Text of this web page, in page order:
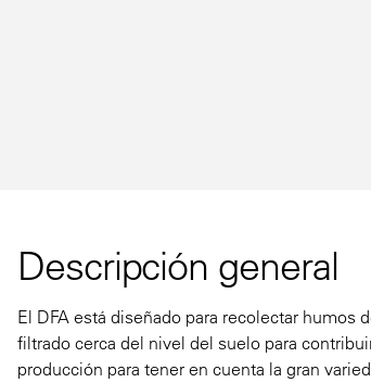
Descripción general
El DFA está diseñado para recolectar humos
filtrado cerca del nivel del suelo para
producción para tener en cuenta la gran